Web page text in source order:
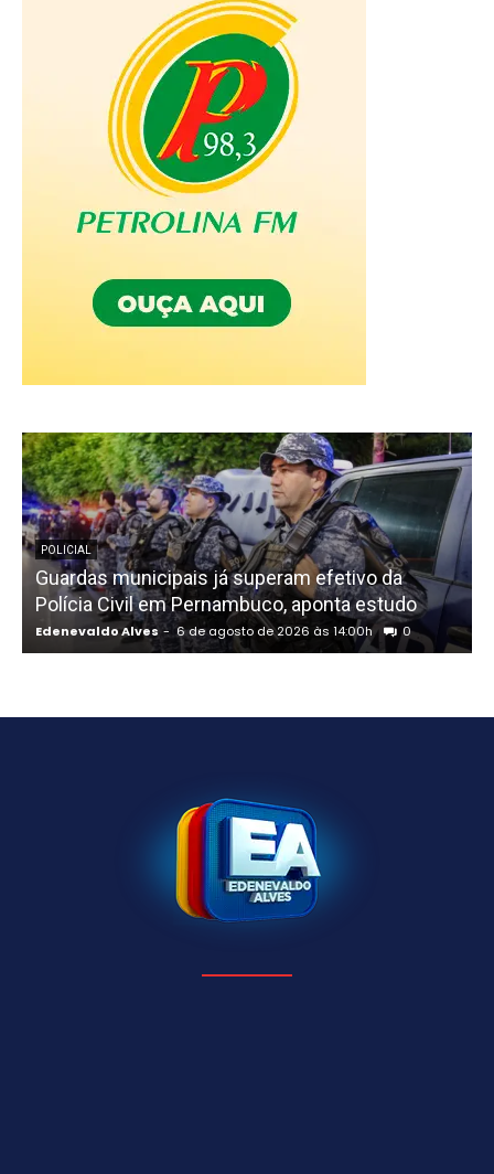
POLICIAL
Guardas municipais já superam efetivo da
Polícia Civil em Pernambuco, aponta estudo
Edenevaldo Alves - 6 de agosto de 2026 às 14:00h 0